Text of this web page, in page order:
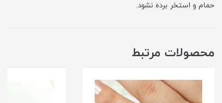
حمام و استخر برده نشود.
محصولات مرتبط